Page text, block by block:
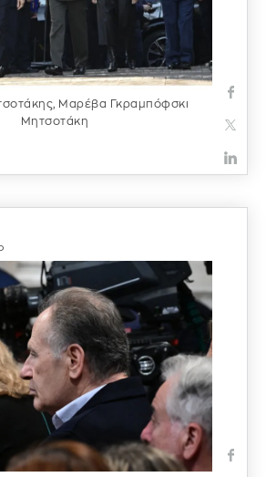
Μαρέβα Γκραμπόφσκι
Μητσοτάκη